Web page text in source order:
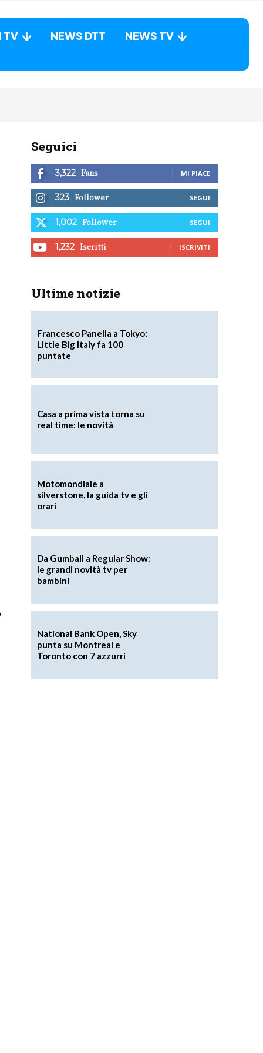
TV NEWS DTT
NEWS TV
Seguici
3,322 Fans MI PIACE
323 Follower SEGUI
1,002 Follower SEGUI
1,232 Iscritti ISCRIVITI
Ultime notizie
Francesco Panella a Tokyo:
Little Big Italy fa 100
puntate
Casa a prima vista torna su
real time: le novità
Motomondiale a
silverstone, la guida tv e gli
orari
Da Gumball a Regular Show:
le grandi novità tv per
bambini
National Bank Open, Sky
punta su Montreal e
Toronto con 7 azzurri